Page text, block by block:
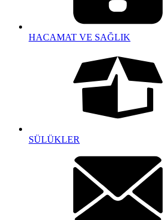
HACAMAT VE SAĞLIK
SÜLÜKLER